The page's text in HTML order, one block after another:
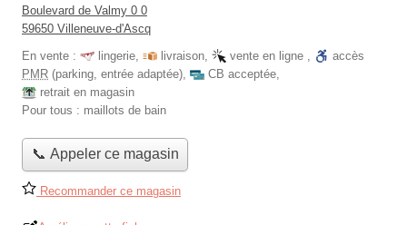
Boulevard de Valmy 0 0
59650 Villeneuve-d'Ascq
En vente :
lingerie, livraison, vente en ligne ,
accès
PMR (parking, entrée adaptée), CB acceptée,
retrait en magasin
Pour tous : maillots de bain
📞 Appeler ce magasin
Recommander ce magasin